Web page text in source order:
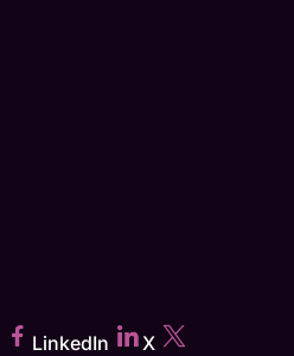
LinkedIn X